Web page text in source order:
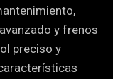
y frenos
preciso y